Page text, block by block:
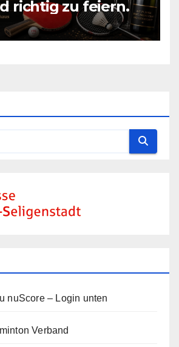
richtig zu feiern.
nuScore– Login unten
Verband